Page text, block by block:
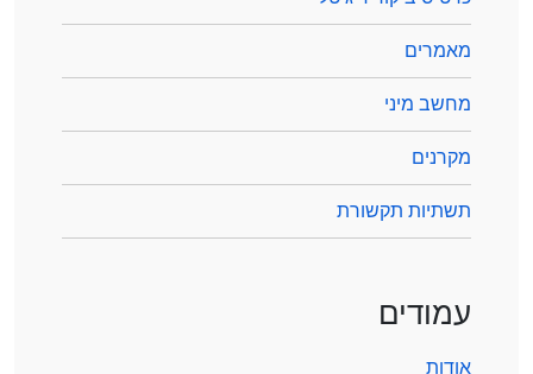
מאמרים
מחשב מיני
מקרנים
תשתיות תקשורת
עמודים
אודות